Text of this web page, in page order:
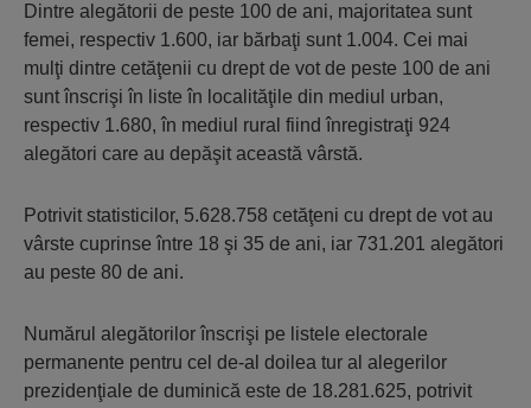
Dintre alegătorii de peste 100 de ani, majoritatea sunt
femei, respectiv 1.600, iar bărbaţi sunt 1.004. Cei mai
mulţi dintre cetăţenii cu drept de vot de peste 100 de ani
sunt înscrişi în liste în localităţile din mediul urban,
respectiv 1.680, în mediul rural fiind înregistraţi 924
alegători care au depăşit această vârstă.
Potrivit statisticilor, 5.628.758 cetăţeni cu drept de vot au
vârste cuprinse între 18 şi 35 de ani, iar 731.201 alegători
au peste 80 de ani.
Numărul alegătorilor înscrişi pe listele electorale
permanente pentru cel de-al doilea tur al alegerilor
prezidenţiale de duminică este de 18.281.625, potrivit